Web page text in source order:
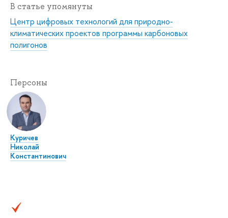
В статье упомянуты
Центр цифровых технологий для природно-
климатических проектов программы карбоновых
полигонов
Персоны
Куричев
Николай
Константинович